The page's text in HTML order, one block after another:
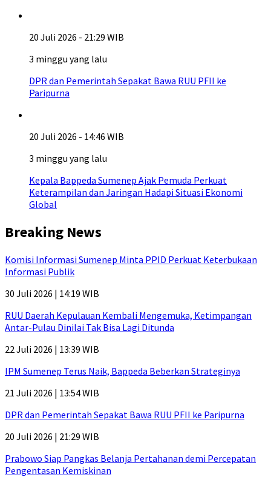
20 Juli 2026 - 21:29 WIB
3 minggu yang lalu
DPR dan Pemerintah Sepakat Bawa RUU PFII ke
Paripurna
20 Juli 2026 - 14:46 WIB
3 minggu yang lalu
Kepala Bappeda Sumenep Ajak Pemuda Perkuat
Keterampilan dan Jaringan Hadapi Situasi Ekonomi
Global
Breaking News
Komisi Informasi Sumenep Minta PPID Perkuat Keterbukaan
Informasi Publik
30 Juli 2026 | 14:19 WIB
RUU Daerah Kepulauan Kembali Mengemuka, Ketimpangan
Antar-Pulau Dinilai Tak Bisa Lagi Ditunda
22 Juli 2026 | 13:39 WIB
IPM Sumenep Terus Naik, Bappeda Beberkan Strateginya
21 Juli 2026 | 13:54 WIB
DPR dan Pemerintah Sepakat Bawa RUU PFII ke Paripurna
20 Juli 2026 | 21:29 WIB
Prabowo Siap Pangkas Belanja Pertahanan demi Percepatan
Pengentasan Kemiskinan